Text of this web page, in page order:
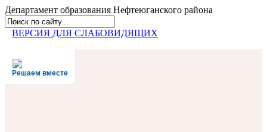
Департамент образования Нефтеюганского района
ВЕРСИЯ ДЛЯ СЛАБОВИДЯЩИХ
Решаем вместе